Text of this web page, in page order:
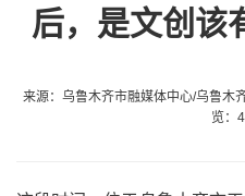
后，是文创该
来源：乌鲁木齐市融媒体中心/乌鲁木
览：